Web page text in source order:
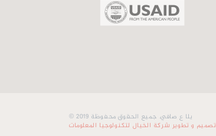
© 2019 يلا ع صافي. جميع الحقوق محفوظة
تصميم و تطوير شركة الخيال لتكنولوجيا المعلومات